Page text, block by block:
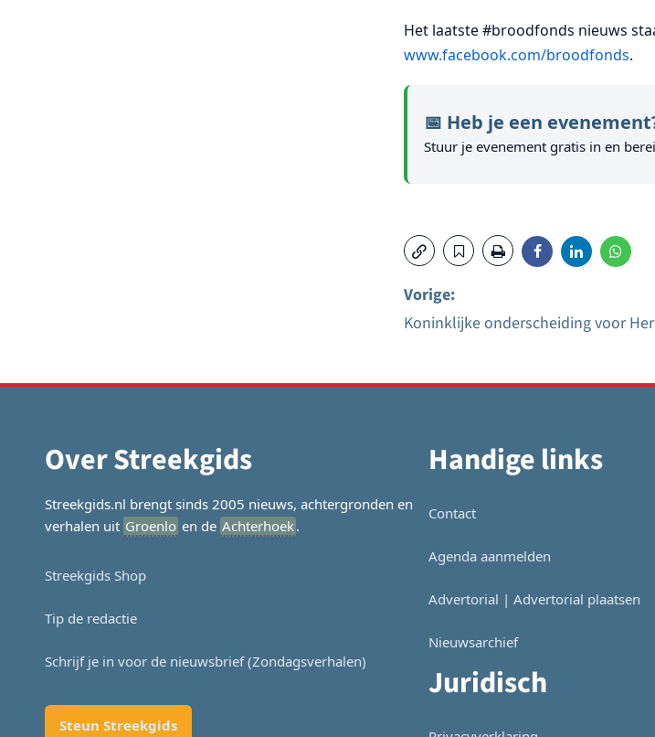
Het laatste #broodfonds nieuws
www.facebook.com/broodfonds.
📅 Heb je een
Stuur je evenement gratis in en
Bericht
navigatie
Vorige:
Koninklijke onderscheiding voor
Over Streekgids
Streekgids.nl brengt sinds 2005 nieuws, achtergronden en
verhalen uit Groenlo en de Achterhoek.
Streekgids Shop
Tip de redactie
Schrijf je in voor de nieuwsbrief (Zondagsverhalen)
Steun Streekgids
Handige links
Contact
Agenda aanmelden
Advertorial | Advertorial plaatsen
Nieuwsarchief
Juridisch